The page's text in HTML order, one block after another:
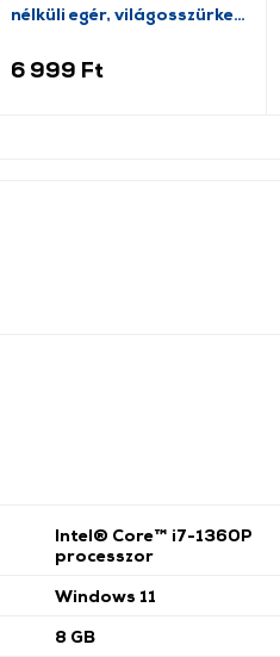
nélküli egér, világosszürke
6 999 Ft
Intel® Core™ i7-1360P
processzor
Windows 11
8 GB